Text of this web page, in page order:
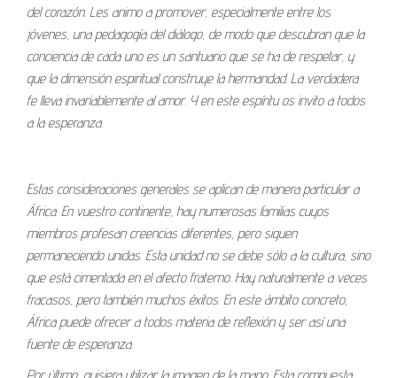
del corazón. Les animo a promover, especialmente entre los
jóvenes, una pedagogía del diálogo, de modo que descubran que la
conciencia de cada uno es un santuario que se ha de respetar, y
que la dimensión espiritual construye la hermandad. La verdadera
fe lleva invariablemente al amor. Y en este espíritu os invito a todos
a la esperanza.
Estas consideraciones generales se aplican de manera particular a
África. En vuestro continente, hay numerosas familias cuyos
miembros profesan creencias diferentes, pero siguen
permaneciendo unidas. Esta unidad no se debe sólo a la cultura, sino
que está cimentada en el afecto fraterno. Hay naturalmente a veces
fracasos, pero también muchos éxitos. En este ámbito concreto,
África puede ofrecer a todos materia de reflexión y ser así una
fuente de esperanza.